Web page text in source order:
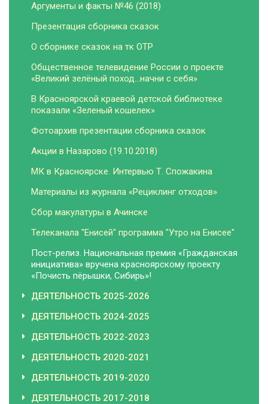
Аргументы и факты №46 (2018)
Презентация сборника сказок
О сборнике сказок на тк ОТР
Общественное телевидение России о проекте
«Великий зелёный поход...начни с себя»
В Красноярской краевой детской библиотеке
показали «Зеленый кошелек»
Фотоархив презентации сборника сказок
Акции в Назарово (19.10.2018)
МК в Красноярске. Интервью Т. Спожакина
Материалы из журнала «Рециклинг отходов»
Сбор макулатуры в Ачинске
Телеканала "Енисей" программа "Утро на Енисее"
Пост-релиз. Национальная премия «Гражданская
инициатива» вручена красноярскому проекту
«Почисть пёрышки, Сибирь»!
ДЕЯТЕЛЬНОСТЬ 2025-2026
ДЕЯТЕЛЬНОСТЬ 2024-2025
ДЕЯТЕЛЬНОСТЬ 2022-2023
ДЕЯТЕЛЬНОСТЬ 2020-2021
ДЕЯТЕЛЬНОСТЬ 2019-2020
ДЕЯТЕЛЬНОСТЬ 2017-2018